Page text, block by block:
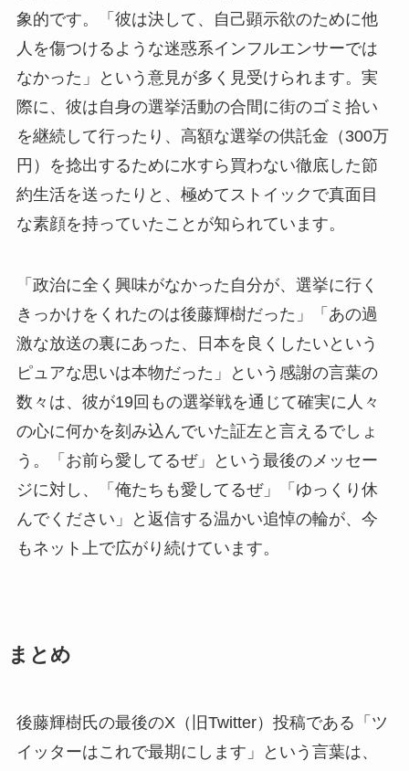
象的です。「彼は決して、自己顕示欲のために他
人を傷つけるような迷惑系インフルエンサーでは
なかった」という意見が多く見受けられます。実
際に、彼は自身の選挙活動の合間に街のゴミ拾い
を継続して行ったり、高額な選挙の供託金（300万
円）を捻出するために水すら買わない徹底した節
約生活を送ったりと、極めてストイックで真面目
な素顔を持っていたことが知られています。
「政治に全く興味がなかった自分が、選挙に行く
きっかけをくれたのは後藤輝樹だった」「あの過
激な放送の裏にあった、日本を良くしたいという
ピュアな思いは本物だった」という感謝の言葉の
数々は、彼が19回もの選挙戦を通じて確実に人々
の心に何かを刻み込んでいた証左と言えるでしょ
う。「お前ら愛してるぜ」という最後のメッセー
ジに対し、「俺たちも愛してるぜ」「ゆっくり休
んでください」と返信する温かい追悼の輪が、今
もネット上で広がり続けています。
まとめ
後藤輝樹氏の最後のX（旧Twitter）投稿である「ツ
イッターはこれで最期にします」という言葉は、